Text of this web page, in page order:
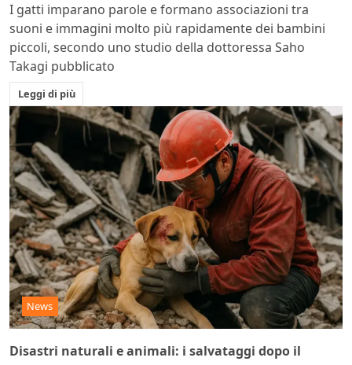
I gatti imparano parole e formano associazioni tra
suoni e immagini molto più rapidamente dei bambini
piccoli, secondo uno studio della dottoressa Saho
Takagi pubblicato
Leggi di più
News
Disastri naturali e animali: i salvataggi dopo il